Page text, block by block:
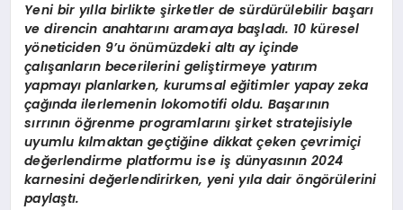
Yeni bir yılla birlikte şirketler de sürdürülebilir başarı
ve direncin anahtarını aramaya başladı. 10 küresel
yöneticiden 9’uönümüzdeki altı ay içinde
çalışanların becerilerini geliştirmeye yatırım
yapmayıplanlarken, kurumsal eğitimler yapay zeka
çağında ilerlemenin lokomotifi oldu. Başarının
sırrınınöğrenme programlarını şirket stratejisiyle
uyumlu kılmaktan geçtiğine dikkatçekençevrimiçi
değerlendirme platformu ise iş dünyasının 2024
karnesini değerlendirirken, yeni yıla dairöngörülerini
paylaştı.